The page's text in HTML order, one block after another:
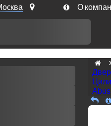
О
цен на сайте 7% при заказе
Abus